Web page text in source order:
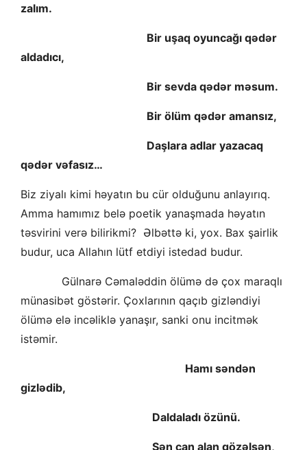
zalım.
Bir uşaq oyuncağı qədər
aldadıcı,
Bir sevda qədər məsum.
Bir ölüm qədər amansız,
Daşlara adlar yazacaq
qədər vəfasız…
Biz ziyalı kimi həyatın bu cür olduğunu anlayırıq.
Amma hamımız belə poetik yanaşmada həyatın
təsvirini verə bilirikmi? Əlbəttə ki, yox. Bax şairlik
budur, uca Allahın lütf etdiyi istedad budur.
Gülnarə Cəmaləddin ölümə də çox maraqlı
münasibət göstərir. Çoxlarının qaçıb gizləndiyi
ölümə elə incəliklə yanaşır, sanki onu incitmək
istəmir.
Hamı səndən
gizlədib,
Daldaladı özünü.
Sən can alan gözəlsən,